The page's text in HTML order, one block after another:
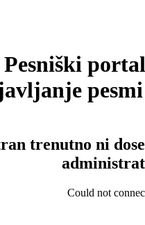
Pesniški
trenutno ni
Could not